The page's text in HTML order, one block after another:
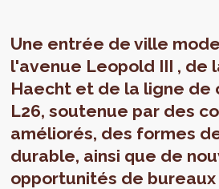
Une entrée de ville
l'avenue Leopold III , de
Haecht et de la ligne de
L26, soutenue par des
améliorés, des formes
durable, ainsi que de
opportunités de